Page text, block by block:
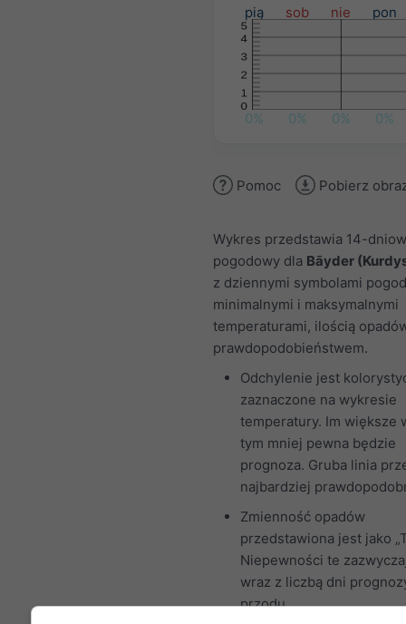
pią
sob nie pon
0% 0% 0% 0%
Pomoc Pobierz
Wykres przedstawia 14-
pogodowy dla Bāyder
z dziennymi symbolami
minimalnymi i maksymalnymi
temperaturami, ilością
prawdopodobieństwem.
Odchylenie jest
zaznaczone na wykresie
temperatury. Im większe
tym mniej pewna będzie
prognoza. Gruba linia
najbardziej
Zmienność opadów
przedstawiona jest jako
Niepewności te
wraz z liczbą dni
przodu.